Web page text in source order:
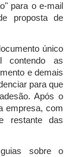
para o e-mail
proposta de
único
contendo as
e demais
para que
Após o
empresa, com
restante das
sobre o